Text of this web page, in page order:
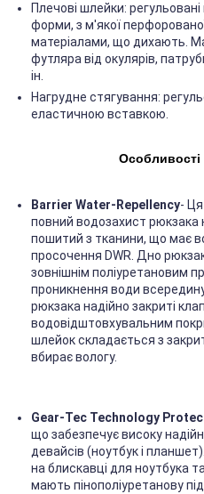
Плечові шлейки:
форми, з м'якої
матеріалами, що дихають.
футляра від окулярів,
ін.
Нагрудне стягування:
еластичною вставкою.
Особливості
Barrier Water-Repellency- Ця
повний водозахист рюкзака
пошитий з тканини, що має
просочення DWR. Дно
зовнішнім поліуретановим
проникнення води
рюкзака надійно закриті
водовідштовхувальним
шлейок складається з
вбирає вологу.
Gear-Tec Technology
що забезпечує високу
девайсів (ноутбук і
на блискавці для ноутбука
мають пінополіуретанову